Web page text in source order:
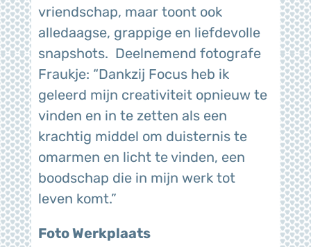
vriendschap, maar toont ook
alledaagse, grappige en liefdevolle
snapshots. Deelnemend fotografe
Fraukje: “Dankzij Focus heb ik
geleerd mijn creativiteit opnieuw te
vinden en in te zetten als een
krachtig middel om duisternis te
omarmen en licht te vinden, een
boodschap die in mijn werk tot
leven komt.”
Foto Werkplaats